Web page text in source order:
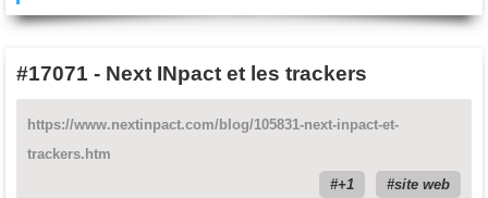
#17071 - Next INpact et les trackers
https://www.nextinpact.com/blog/105831-next-inpact-et-
trackers.htm
+1
site web